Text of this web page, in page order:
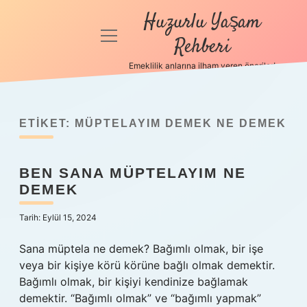
Anasayfa
Politikası
Hakkımızda
menüyü
Huzurlu Yaşam
Rehberi
Emeklilik anlarına ilham veren öneriler!
ETIKET: MÜPTELAYIM DEMEK NE DEMEK
BEN SANA MÜPTELAYIM NE
DEMEK
Tarih: Eylül 15, 2024
Sana müptela ne demek? Bağımlı olmak, bir işe
veya bir kişiye körü körüne bağlı olmak demektir.
Bağımlı olmak, bir kişiyi kendinize bağlamak
demektir. “Bağımlı olmak” ve “bağımlı yapmak”